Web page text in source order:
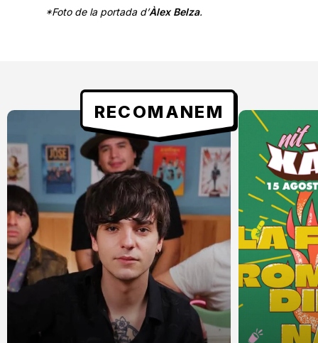
*Foto de la portada d’Àlex Belza.
RECOMANEM